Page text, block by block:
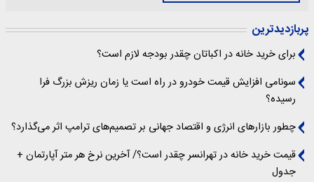
پربازدیدترین
برای خرید خانه در اکباتان چقدر بودجه لازم است؟
سونامی افزایش قیمت خودرو در راه است یا زمان ریزش بزرگ فرا
رسیده؟
چطور بازارهای انرژی و اقتصاد جهانی بر تصمیم‌های ترامپ اثر می‌گذارد؟
قیمت خرید خانه در تهرانسر چقدر است؟/ آخرین نرخ هر متر آپارتمان +
جدول